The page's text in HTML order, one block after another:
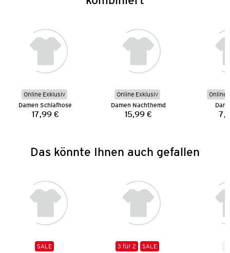
Online Exklusiv
Damen Schlafhose
Preis:
17,99 €
Online Exklusiv
Damen Nachthemd
Preis:
15,99 €
Online
Das könnte Ihnen auch gefallen
SALE
3 für 2
SALE